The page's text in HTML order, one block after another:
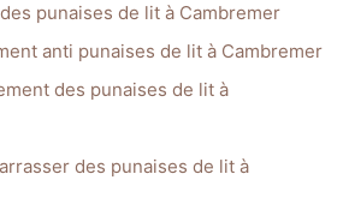
punaises de lit à Cambremer
anti punaises de lit à Cambremer
des punaises de lit à
des punaises de lit à